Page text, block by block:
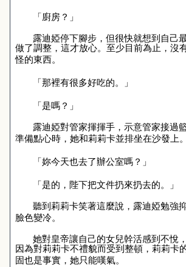
「廚房？」
露迪婭停下腳步，但很快就想到自己
做了調整，這才放心。至少目前為止，沒
怪的東西。
「那裡有很多好吃的。」
「是嗎？」
露迪婭對管家揮揮手，示意管家接過
準備點心時，她和莉莉卡並排坐在沙發上。
「妳今天也去了辦公室嗎？」
「是的，陛下把文件扔來扔去的。」
聽到莉莉卡笑著這麼說，露迪婭勉強
臉色變冷。
她對皇帝讓自己的女兒幹活感到不悅
因為對莉莉卡不禮貌而受到整頓，莉莉卡
固也是事實，她只能嘆氣。